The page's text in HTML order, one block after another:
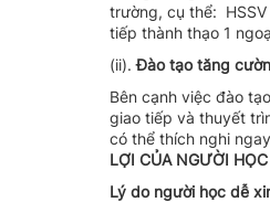
trường, cụ thể:
tiếp thành thạo 1
(ii).Đào tạo tăng
Bên cạnh việc đào
giao tiếp và thuyết
có thể thích nghi
LỢI CỦA NGƯỜI
Lý do người học dễ